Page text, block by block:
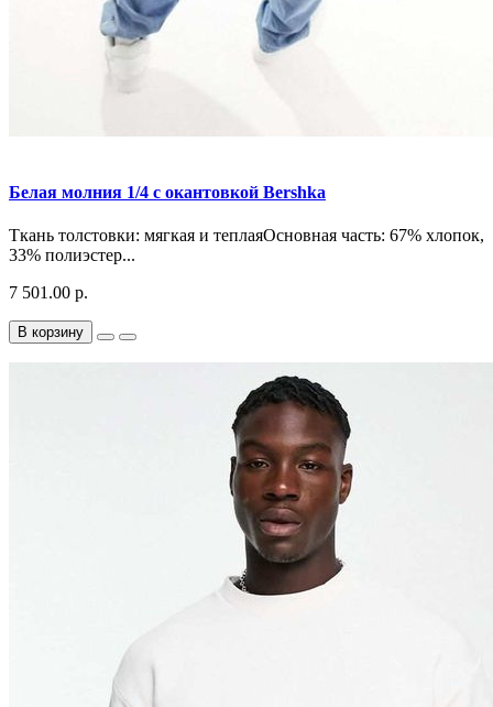
Белая молния 1/4 с окантовкой Bershka
Ткань толстовки: мягкая и теплаяОсновная часть: 67% хлопок,
33% полиэстер...
7 501.00 р.
В корзину